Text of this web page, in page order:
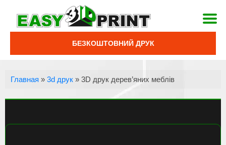
БЕЗКОШТОВНИЙ ДРУК
Главная »3d друк »3D друк дерев’яних меблів